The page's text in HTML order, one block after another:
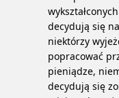
decydują się
niektórzy
popracować
pieniądze,
decydują się